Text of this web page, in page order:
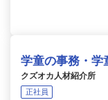
学童の事務・学
クズオカ人材紹介所
正社員